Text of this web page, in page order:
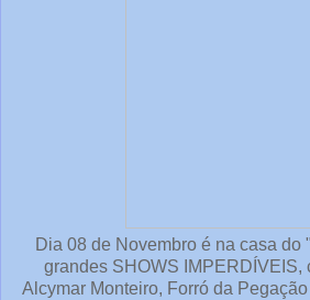
Dia 08 de Novembro é na casa do
grandes SHOWS IMPERDÍVEIS,
Alcymar Monteiro, Forró da